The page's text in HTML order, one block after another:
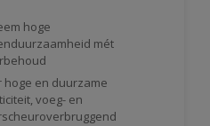
hoge
mét
hoge en duurzame
voeg- en